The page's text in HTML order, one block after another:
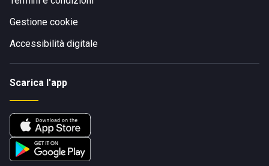
Gestione cookie
Accessibilità digitale
Scarica l'app